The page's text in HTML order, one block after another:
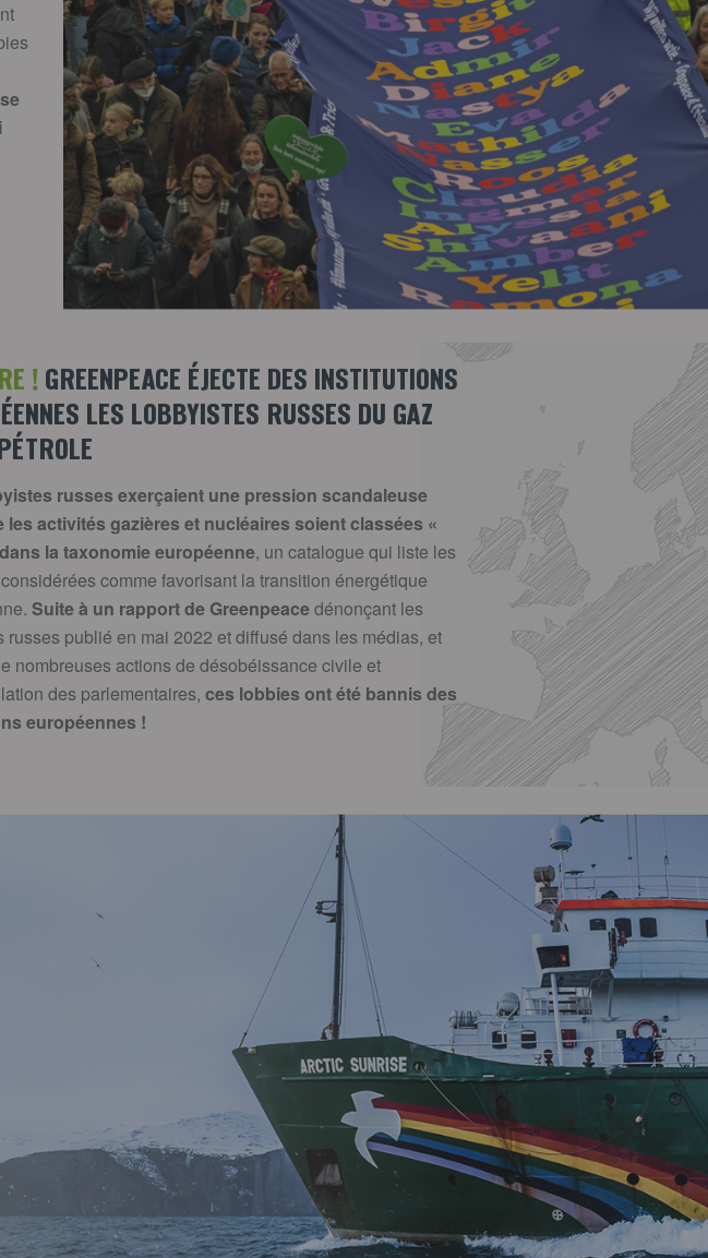
!GREENPEACE ÉJECTE DES INSTITUTIONS
LES LOBBYISTES RUSSES DU GAZ
russes exerçaient une pression scandaleuse
les activités gazières et nucléaires soient classées «
la taxonomie européenne, un catalogue qui liste les
comme favorisant la transition énergétique
Suite à un rapport de Greenpeacedénonçant les
russes publié en mai 2022 et diffusé dans les médias, et
nombreuses actions de désobéissance civile et
des parlementaires, ces lobbies ont été bannis des
européennes !